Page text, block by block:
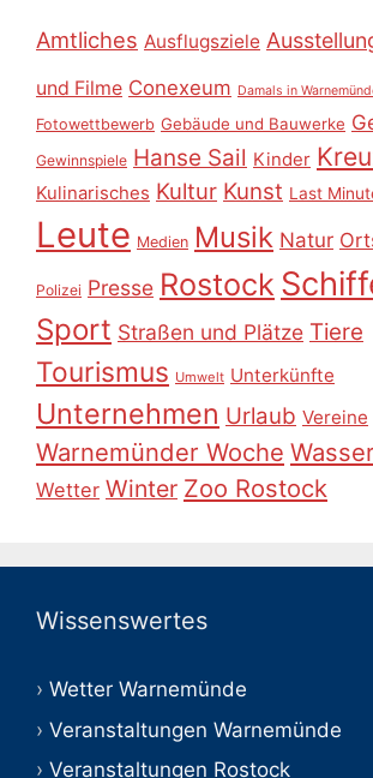
Amtliches Ausflugsziele
und Filme Conexeum Damals in
Fotowettbewerb Gebäude und Bauwerke
Gewinnspiele Hanse Sail Kinder
Kulinarisches Kultur Kunst Last
Leute Medien Musik Natur
Polizei Presse Rostock
Sport Straßen und Plätze Tiere
Tourismus Umwelt Unterkünfte
Unternehmen Urlaub Vereine
Warnemünder Woche Wasser
Wetter Winter Zoo Rostock
Wissenswertes
Wetter Warnemünde
Veranstaltungen Warnemünde
Veranstaltungen Rostock